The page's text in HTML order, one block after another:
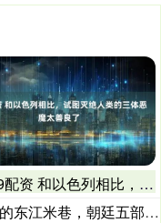
以色列相比，试图灭绝人类的三体恶魔太善良了
巷，朝廷五部所在地，